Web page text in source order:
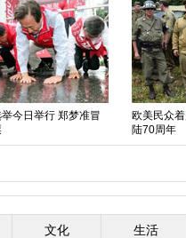
欧美民众着盟军军装纪念诺曼底登
文化 生活